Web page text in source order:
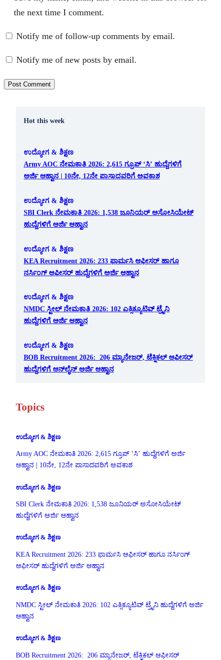
the next time I comment.
Notify me of follow-up comments by email.
Notify me of new posts by email.
Hot this week
ಉದ್ಯೋಗ & ಶಿಕ್ಷಣ
Army AOC ನೇಮಕಾತಿ 2026: 2,615 ಗ್ರೂಪ್ ‘ಸಿ’ ಹುದ್ದೆಗಳಿಗೆ
ಅರ್ಜಿ ಆಹ್ವಾನ | 10ನೇ, 12ನೇ ಪಾಸಾದವರಿಗೆ ಅವಕಾಶ
ಉದ್ಯೋಗ & ಶಿಕ್ಷಣ
SBI Clerk ನೇಮಕಾತಿ 2026: 1,538 ಜೂನಿಯರ್ ಅಸೋಸಿಯೇಟ್
ಹುದ್ದೆಗಳಿಗೆ ಅರ್ಜಿ ಆಹ್ವಾನ
ಉದ್ಯೋಗ & ಶಿಕ್ಷಣ
KEA Recruitment 2026: 233 ಫಾರ್ಮಸಿ ಆಫೀಸರ್ ಹಾಗೂ
ನರ್ಸಿಂಗ್ ಆಫೀಸರ್ ಹುದ್ದೆಗಳಿಗೆ ಅರ್ಜಿ ಆಹ್ವಾನ
ಉದ್ಯೋಗ & ಶಿಕ್ಷಣ
NMDC ಸ್ಟೀಲ್ ನೇಮಕಾತಿ 2026: 102 ಎಕ್ಸಿಕ್ಯೂಟಿವ್ ಟ್ರೈನಿ
ಹುದ್ದೆಗಳಿಗೆ ಅರ್ಜಿ ಆಹ್ವಾನ
ಉದ್ಯೋಗ & ಶಿಕ್ಷಣ
BOB Recruitment 2026: 206 ಮ್ಯಾನೇಜರ್, ಟೆಕ್ನಿಕಲ್ ಆಫೀಸರ್
ಹುದ್ದೆಗಳಿಗೆ ಆನ್‌ಲೈನ್ ಅರ್ಜಿ ಆಹ್ವಾನ
Topics
ಉದ್ಯೋಗ & ಶಿಕ್ಷಣ
Army AOC ನೇಮಕಾತಿ 2026: 2,615 ಗ್ರೂಪ್ ‘ಸಿ’ ಹುದ್ದೆಗಳಿಗೆ ಅರ್ಜಿ
ಆಹ್ವಾನ | 10ನೇ, 12ನೇ ಪಾಸಾದವರಿಗೆ ಅವಕಾಶ
ಉದ್ಯೋಗ & ಶಿಕ್ಷಣ
SBI Clerk ನೇಮಕಾತಿ 2026: 1,538 ಜೂನಿಯರ್ ಅಸೋಸಿಯೇಟ್
ಹುದ್ದೆಗಳಿಗೆ ಅರ್ಜಿ ಆಹ್ವಾನ
ಉದ್ಯೋಗ & ಶಿಕ್ಷಣ
KEA Recruitment 2026: 233 ಫಾರ್ಮಸಿ ಆಫೀಸರ್ ಹಾಗೂ ನರ್ಸಿಂಗ್
ಆಫೀಸರ್ ಹುದ್ದೆಗಳಿಗೆ ಅರ್ಜಿ ಆಹ್ವಾನ
ಉದ್ಯೋಗ & ಶಿಕ್ಷಣ
NMDC ಸ್ಟೀಲ್ ನೇಮಕಾತಿ 2026: 102 ಎಕ್ಸಿಕ್ಯೂಟಿವ್ ಟ್ರೈನಿ ಹುದ್ದೆಗಳಿಗೆ ಅರ್ಜಿ
ಆಹ್ವಾನ
ಉದ್ಯೋಗ & ಶಿಕ್ಷಣ
BOB Recruitment 2026: 206 ಮ್ಯಾನೇಜರ್, ಟೆಕ್ನಿಕಲ್ ಆಫೀಸರ್